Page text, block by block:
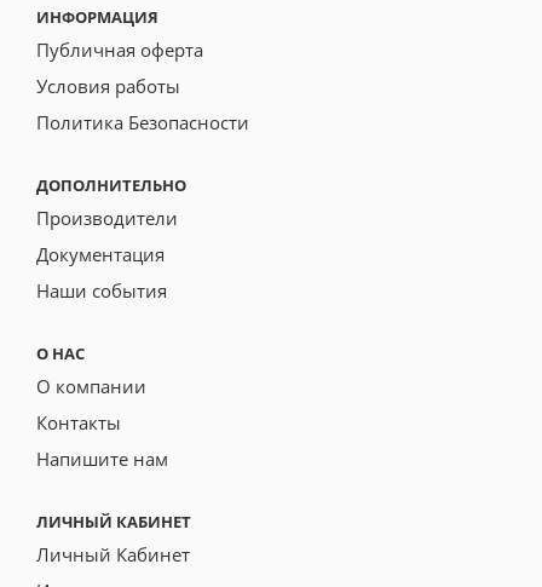
ИНФОРМАЦИЯ
Публичная оферта
Условия работы
Политика Безопасности
ДОПОЛНИТЕЛЬНО
Производители
Документация
Наши события
О НАС
О компании
Контакты
Напишите нам
ЛИЧНЫЙ КАБИНЕТ
Личный Кабинет